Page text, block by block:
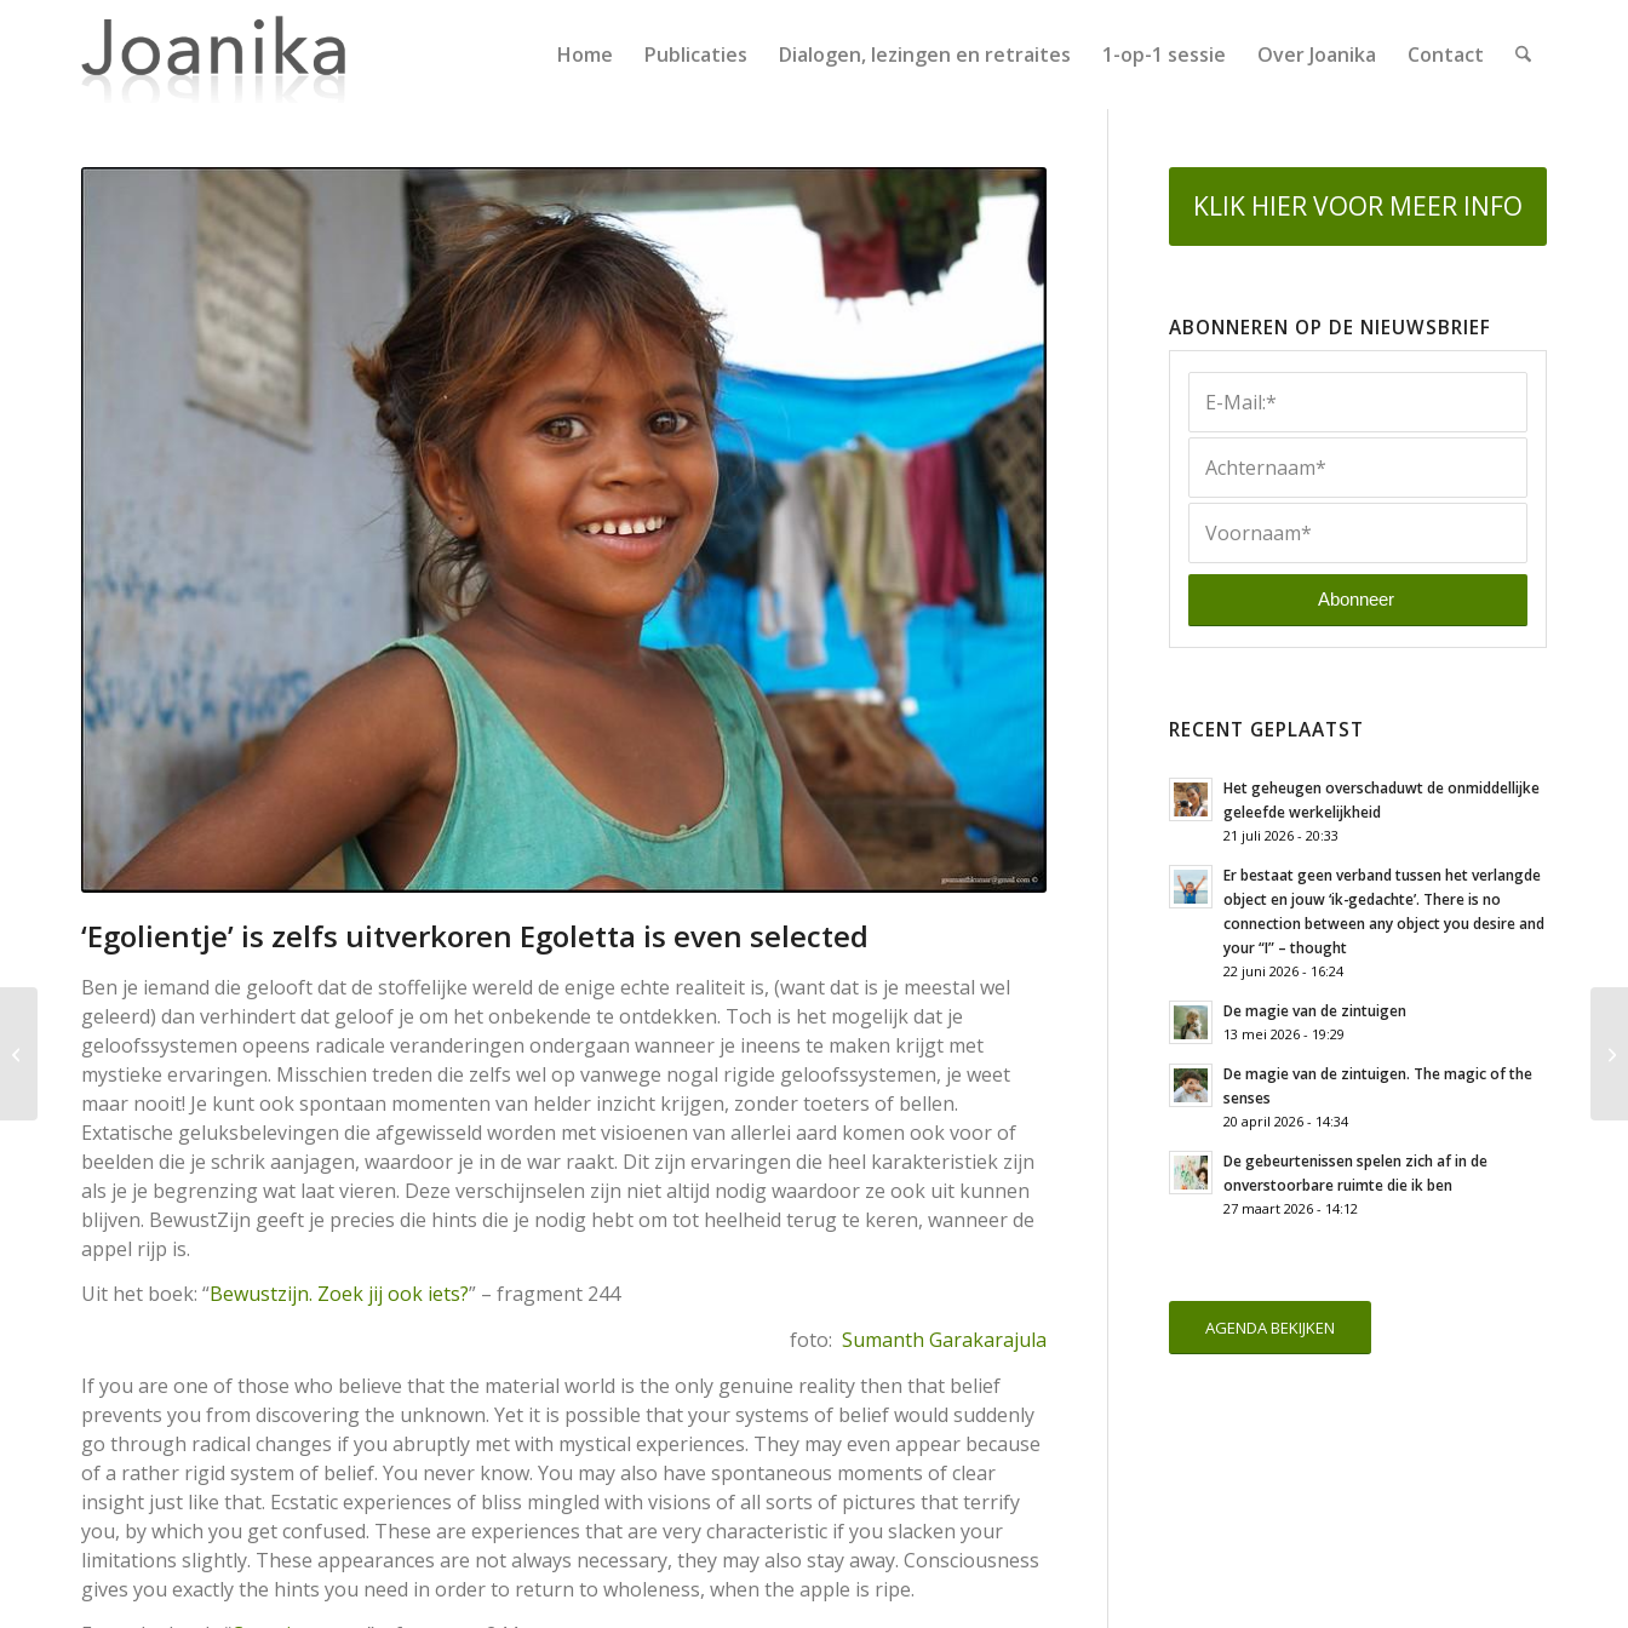
Home Publicaties Dialogen, lezingen en retraites 1-op-1 sessie Over Joanika Contact
‘Egolientje’ is zelfs uitverkoren Egoletta is even selected
Ben je iemand die gelooft dat de stoffelijke wereld de enige echte realiteit is, (want dat is je meestal wel
geleerd) dan verhindert dat geloof je om het onbekende te ontdekken. Toch is het mogelijk dat je
geloofssystemen opeens radicale veranderingen ondergaan wanneer je ineens te maken krijgt met
mystieke ervaringen. Misschien treden die zelfs wel op vanwege nogal rigide geloofssystemen, je weet
maar nooit! Je kunt ook spontaan momenten van helder inzicht krijgen, zonder toeters of bellen.
Extatische geluksbelevingen die afgewisseld worden met visioenen van allerlei aard komen ook voor of
beelden die je schrik aanjagen, waardoor je in de war raakt. Dit zijn ervaringen die heel karakteristiek zijn
als je je begrenzing wat laat vieren. Deze verschijnselen zijn niet altijd nodig waardoor ze ook uit kunnen
blijven. BewustZijn geeft je precies die hints die je nodig hebt om tot heelheid terug te keren, wanneer de
appel rijp is.
Uit het boek: “Bewustzijn. Zoek jij ook iets?” – fragment 244
foto: Sumanth Garakarajula
If you are one of those who believe that the material world is the only genuine reality then that belief
prevents you from discovering the unknown. Yet it is possible that your systems of belief would suddenly
go through radical changes if you abruptly met with mystical experiences. They may even appear because
of a rather rigid system of belief. You never know. You may also have spontaneous moments of clear
insight just like that. Ecstatic experiences of bliss mingled with visions of all sorts of pictures that terrify
you, by which you get confused. These are experiences that are very characteristic if you slacken your
limitations slightly. These appearances are not always necessary, they may also stay away. Consciousness
gives you exactly the hints you need in order to return to wholeness, when the apple is ripe.
KLIK HIER VOOR MEER INFO
ABONNEREN OP DE NIEUWSBRIEF
RECENT GEPLAATST
Het geheugen overschaduwt de onmiddellijke
geleefde werkelijkheid
21 juli 2026 - 20:33
Er bestaat geen verband tussen het verlangde
object en jouw ‘ik-gedachte’. There is no
connection between any object you desire and
your “I” – thought
22 juni 2026 - 16:24
De magie van de zintuigen
13 mei 2026 - 19:29
De magie van de zintuigen. The magic of the
senses
20 april 2026 - 14:34
De gebeurtenissen spelen zich af in de
onverstoorbare ruimte die ik ben
27 maart 2026 - 14:12
AGENDA BEKIJKEN
Stoffelijkheid is een
gigantische illusie